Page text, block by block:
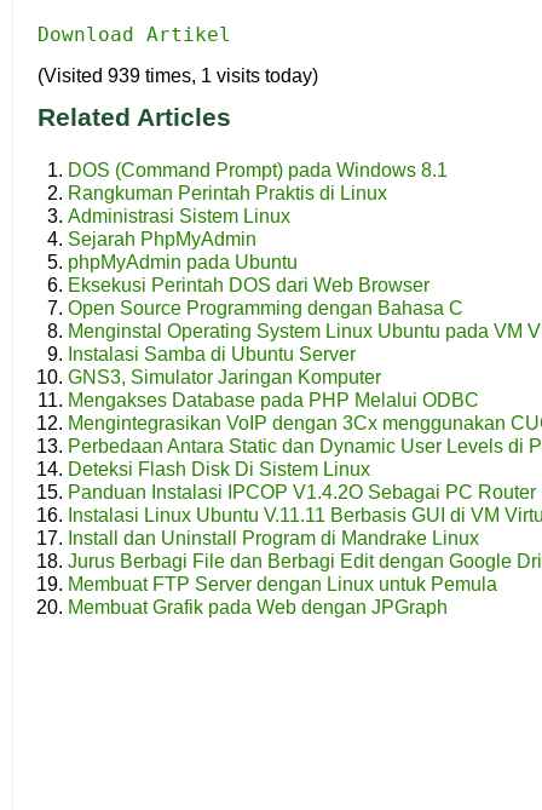
Download Artikel
(Visited 939 times, 1 visits today)
Related Articles
DOS (Command Prompt) pada Windows 8.1
Rangkuman Perintah Praktis di Linux
Administrasi Sistem Linux
Sejarah PhpMyAdmin
phpMyAdmin pada Ubuntu
Eksekusi Perintah DOS dari Web Browser
Open Source Programming dengan Bahasa C
Menginstal Operating System Linux Ubuntu pada VM
Instalasi Samba di Ubuntu Server
GNS3, Simulator Jaringan Komputer
Mengakses Database pada PHP Melalui ODBC
Mengintegrasikan VoIP dengan 3Cx menggunakan
Perbedaan Antara Static dan Dynamic User Levels di
Deteksi Flash Disk Di Sistem Linux
Panduan Instalasi IPCOP V1.4.2O Sebagai PC Router
Instalasi Linux Ubuntu V.11.11 Berbasis GUI di VM
Install dan Uninstall Program di Mandrake Linux
Jurus Berbagi File dan Berbagi Edit dengan Google
Membuat FTP Server dengan Linux untuk Pemula
Membuat Grafik pada Web dengan JPGraph